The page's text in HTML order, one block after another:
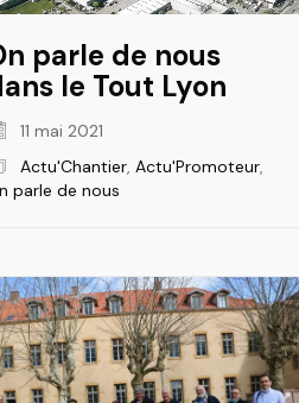
parle de nous
le Tout Lyon
11 mai 2021
Actu'Chantier, Actu'Promoteur,
parle de nous